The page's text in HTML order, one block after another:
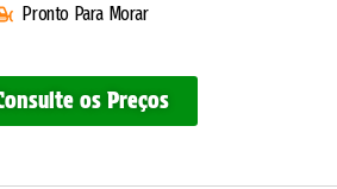
Pronto Para Morar
os Preços